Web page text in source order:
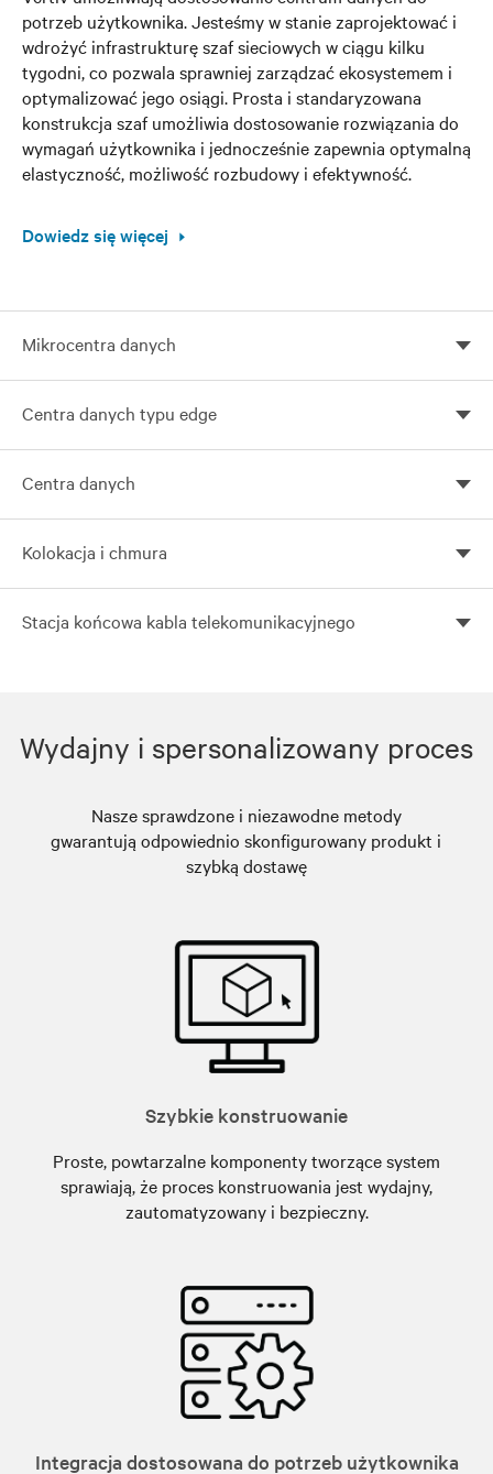
potrzeb użytkownika. Jesteśmy w stanie zaprojektować i
wdrożyć infrastrukturę szaf sieciowych w ciągu kilku
tygodni, co pozwala sprawniej zarządzać ekosystemem i
optymalizować jego osiągi. Prosta i standaryzowana
konstrukcja szaf umożliwia dostosowanie rozwiązania do
wymagań użytkownika i jednocześnie zapewnia optymalną
elastyczność, możliwość rozbudowy i efektywność.
Dowiedz się więcej
Mikrocentra danych
potrzeb
Centra danych typu edge
rozwiązań globalnych Vertiv
Centra danych
wydajne centra danych
Kolokacja i chmura
zastosowaniem globalnych rozwiązań Vertiv
Stacja końcowa kabla telekomunikacyjnego
Wydajny i spersonalizowany proces
Nasze sprawdzone i niezawodne metody
gwarantują odpowiednio skonfigurowany produkt i
szybką dostawę
Szybkie konstruowanie
Proste, powtarzalne komponenty tworzące system
sprawiają, że proces konstruowania jest wydajny,
zautomatyzowany i bezpieczny.
Integracja dostosowana do potrzeb użytkownika